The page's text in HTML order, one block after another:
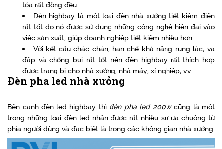
tỏa rất đồng đều.
Đèn highbay là một loại đèn nhà xưởng tiết kiệm điện
rất tốt do nó được sử dụng những công nghê hiện đại vào
việc sản xuất, giúp doanh nghiệp tiết kiệm nhiều hơn.
Với kết cấu chắc chắn, hạn chế khả năng rung lắc, va
đập và chống bụi rất tốt nên đèn highbay rất thích hợp
được trang bị cho nhà xưởng, nhà máy, xí nghiệp, v.v…
Đèn pha led nhà xưởng
Bên cạnh đèn led highbay thì đèn pha led 200wcũng là một
trong những loại đèn led nhận được rất nhiều sự ưa chuộng từ
phía người dùng và đặc biệt là trong các không gian nhà xưởng.